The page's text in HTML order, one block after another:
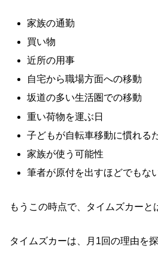
家族の通勤
買い物
近所の用事
自宅から職場方面への移動
坂道の多い生活圏での移動
重い荷物を運ぶ日
子どもが自転車移動に慣れる
家族が使う可能性
筆者が原付を出すほどでもな
もうこの時点で、タイムズカーと
タイムズカーは、月1回の理由を探